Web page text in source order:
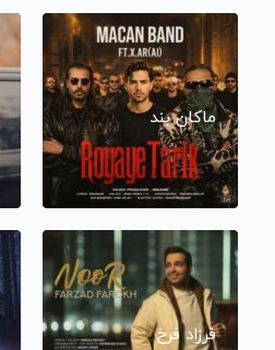
ماکان بند
فرزاد فرخ